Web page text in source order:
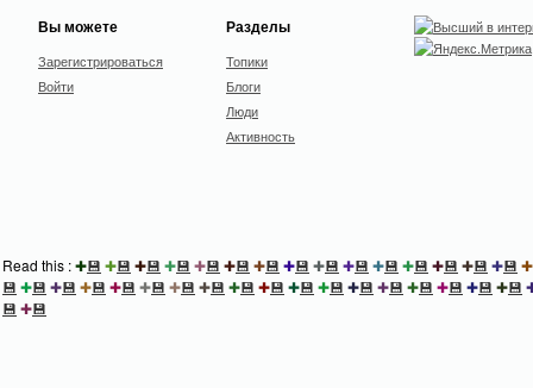
Вы можете
Зарегистрироваться
Войти
Разделы
Топики
Блоги
Люди
Активность
Read this :✚💾 ✚💾 ✚💾 ✚💾 ✚💾 ✚💾 ✚💾 ✚💾 ✚💾 ✚💾 ✚💾 ✚💾 ✚💾 ✚💾 ✚💾 ✚
💾 ✚💾 ✚💾 ✚💾 ✚💾 ✚💾 ✚💾 ✚💾 ✚💾 ✚💾 ✚💾 ✚💾 ✚💾 ✚💾 ✚💾 ✚💾 ✚💾 ✚💾
💾 ✚💾